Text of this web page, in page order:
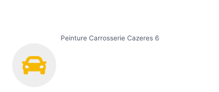
Peinture Carrosserie Cazeres 6